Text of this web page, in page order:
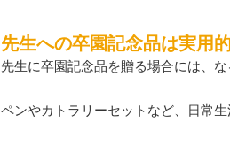
先生への卒園記念品は実用
先生に卒園記念品を贈る場合には、
ペンやカトラリーセットなど、日常